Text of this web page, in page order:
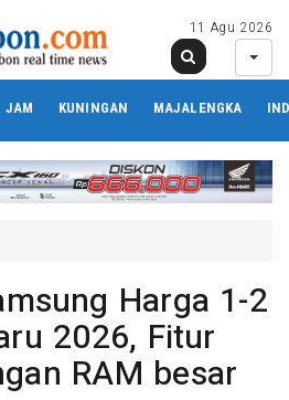
11 Agu 2026
JAM KUNINGAN MAJALENGKA
Harga 1-2
2026, Fitur
RAM besar